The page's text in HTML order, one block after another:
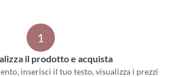
1
il prodotto e acquista
inserisci il tuo testo, visualizza i prezzi